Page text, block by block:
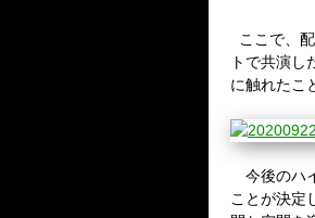
ここで、
トで共演
に触れたこ
今後のハ
ことが決定